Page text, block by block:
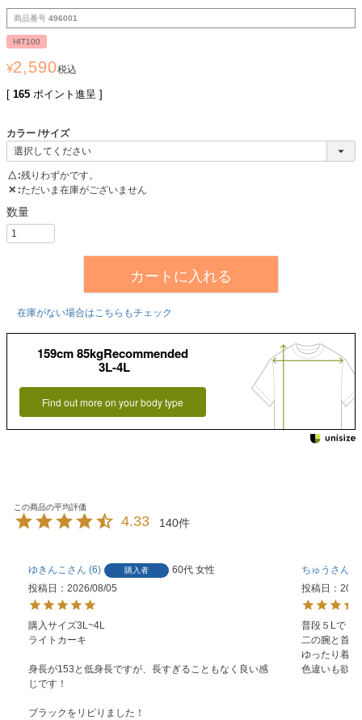
商品番号 496001
HIT100
¥2,590税込
[ 165 ポイント進呈 ]
カラー サイズ
△ 残りわずかです。
✕ ただいま在庫がございません
カートに入れる
在庫がない場合はこちらもチェック
159cm 85kgRecommended
3L-4L
Find out more on your body type
4.33 140
ゆきんこ 6 購入者 60代 女性
投稿日
2026/08/05
購入サイズ3L~4L
ライトカーキ
身長が153と低身長ですが、長すぎることもなく良い感
じです！
ブラックをリピりました！
ちゅうさん
投稿日
普段５Lで５
二の腕と首
ゆったり着れ
色違いも欲